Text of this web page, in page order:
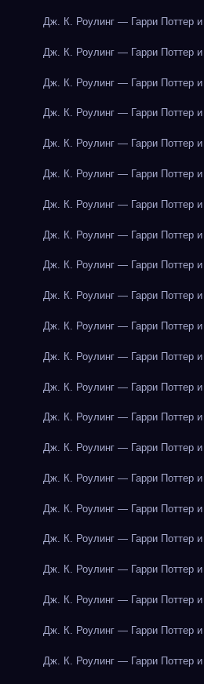
Дж. К. Роулинг — Гарри Поттер
Дж. К. Роулинг — Гарри Поттер
Дж. К. Роулинг — Гарри Поттер
Дж. К. Роулинг — Гарри Поттер
Дж. К. Роулинг — Гарри Поттер
Дж. К. Роулинг — Гарри Поттер
Дж. К. Роулинг — Гарри Поттер
Дж. К. Роулинг — Гарри Поттер
Дж. К. Роулинг — Гарри Поттер
Дж. К. Роулинг — Гарри Поттер
Дж. К. Роулинг — Гарри Поттер
Дж. К. Роулинг — Гарри Поттер
Дж. К. Роулинг — Гарри Поттер
Дж. К. Роулинг — Гарри Поттер
Дж. К. Роулинг — Гарри Поттер
Дж. К. Роулинг — Гарри Поттер
Дж. К. Роулинг — Гарри Поттер
Дж. К. Роулинг — Гарри Поттер
Дж. К. Роулинг — Гарри Поттер
Дж. К. Роулинг — Гарри Поттер
Дж. К. Роулинг — Гарри Поттер
Дж. К. Роулинг — Гарри Поттер